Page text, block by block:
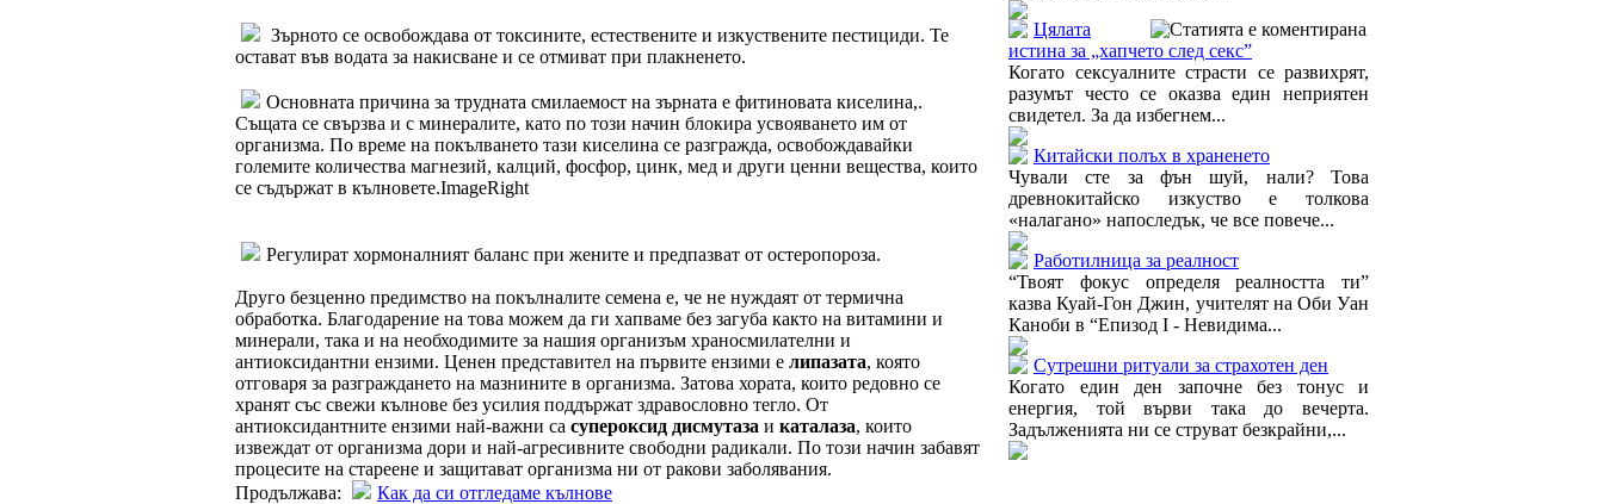
Зърното се освобождава от токсините, естествените и изкуствените пестициди. Те
остават във водата за накисване и се отмиват при плакненето.
Основната причина за трудната смилаемост на зърната е фитиновата киселина,.
Същата се свързва и с минералите, като по този начин блокира усвояването им от
организма. По време на покълването тази киселина се разгражда, освобождавайки
големите количества магнезий, калций, фосфор, цинк, мед и други ценни вещества, които
се съдържат в кълновете.ImageRight
Регулират хормоналният баланс при жените и предпазват от остеропороза.
Друго безценно предимство на покълналите семена е, че не нуждаят от термична
обработка. Благодарение на това можем да ги хапваме без загуба както на витамини и
минерали, така и на необходимите за нашия организъм храносмилателни и
антиоксидантни ензими. Ценен представител на първите ензими е липазата, която
отговаря за разграждането на мазнините в организма. Затова хората, които редовно се
хранят със свежи кълнове без усилия поддържат здравословно тегло. От
антиоксидантните ензими най-важни са супероксид дисмутаза и каталаза, които
извеждат от организма дори и най-агресивните свободни радикали. По този начин забавят
процесите на стареене и защитават организма ни от ракови заболявания.
Продължава:
Как да си отгледаме кълнове
Цялата
истина за „хапчето след секс”
Когато сексуалните страсти се развихрят,
разумът често се оказва един неприятен
свидетел. За да избегнем...
Китайски полъх в храненето
Чували сте за фън шуй, нали? Това
древнокитайско изкуство е толкова
«налагано» напоследък, че все повече...
Работилница за реалност
“Твоят фокус определя реалността ти”
казва Куай-Гон Джин, учителят на Оби Уан
Каноби в “Епизод І - Невидима...
Сутрешни ритуали за страхотен ден
Когато един ден започне без тонус и
енергия, той върви така до вечерта.
Задълженията ни се струват безкрайни,...